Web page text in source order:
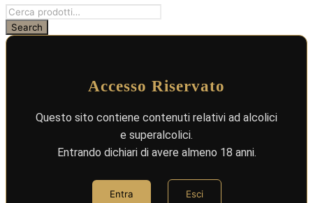
Accesso Riservato
Questo sito contiene contenuti relativi ad alcolici
e superalcolici.
Entrando dichiari di avere almeno 18 anni.
Entra Esci